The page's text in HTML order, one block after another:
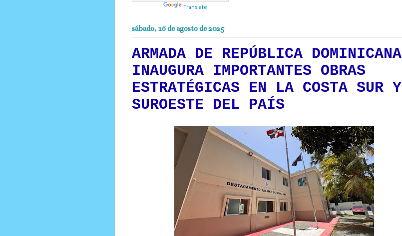
Translate
sábado, 16 de agosto de 2025
ARMADA DE REPÚBLICA DOMINICANA
INAUGURA IMPORTANTES OBRAS
ESTRATÉGICAS EN LA COSTA SUR Y
SUROESTE DEL PAÍS